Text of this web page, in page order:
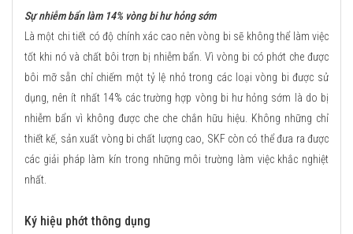
Sự nhiễm bẩn làm 14% vòng bi hư hỏng sớm
Là một chi tiết có độ chính xác cao nên vòng bi sẽ không thể làm việc
tốt khi nó và chất bôi trơn bị nhiễm bẩn. Vì vòng bi có phớt che được
bôi mỡ sẵn chỉ chiếm một tỷ lệ nhỏ trong các loại vòng bi được sử
dụng, nên ít nhất 14% các trường hợp vòng bi hư hỏng sớm là do bị
nhiễm bẩn vì không được che che chắn hữu hiệu. Không những chỉ
thiết kế, sản xuất vòng bi chất lượng cao, SKF còn có thể đưa ra được
các giải pháp làm kín trong những môi trường làm việc khắc nghiệt
nhất.
Ký hiệu phớt thông dụng